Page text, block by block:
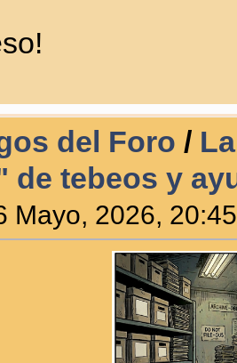
del Foro /
de tebeos y
Mayo, 2026,